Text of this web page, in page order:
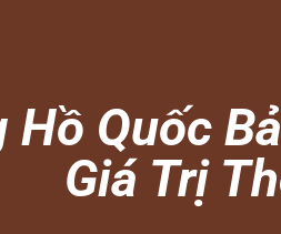
Hồ Quốc
Giá Trị